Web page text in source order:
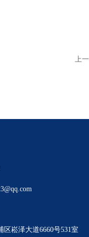
上
崧泽大道6660号531室